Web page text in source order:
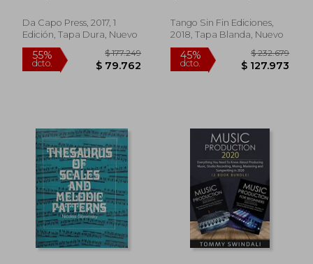
55%
dcto.
$ 131.813
$ 59.316
55%
dcto.
$
$
Da Capo Press, 2017, 1
Edición, Tapa Dura, Nuevo
Tango Sin Fin Ediciones,
2018, Tapa Blanda, Nuevo